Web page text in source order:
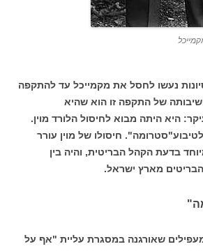
נעשו לחסל את מקמייכל עד להתקפה
1944. חשיבותה של התקפה זו הוא שהיא
היא היתה מבוא לחיסול הלורד מוין.
חיסולו של מוין עורר
בדעת הקהל הבריטית, והיה בין
מארץ ישראל.
שאורגנה במסגרת עליית "אף על